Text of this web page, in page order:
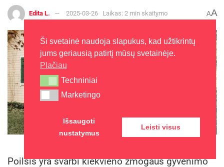
Edita L. 2025-03-26 Laikas: 2 min skaitymo AA
Poilsis yra svarbi kiekvieno žmogaus gyvenimo
Ši svetainė naudoja slapukus, kad užtikrintų
jums geriausią patirtį mūsų svetainėje.
Plačiau
Techniniai
Techniniai
Marketingo
Marketingo
Išsaugoti
nustatymus
Leisti visus